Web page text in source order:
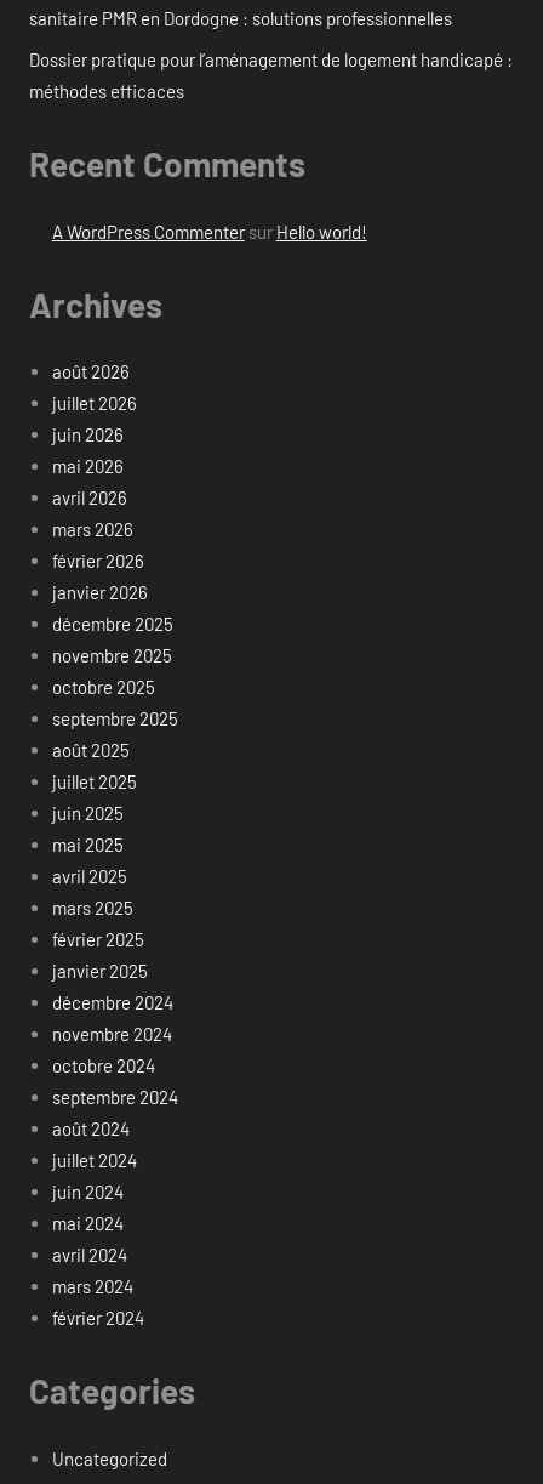
sanitaire PMR en Dordogne : solutions professionnelles
Dossier pratique pour l’aménagement de logement handicapé :
méthodes efficaces
Recent Comments
A WordPress Commentersur Hello world!
Archives
août 2026
juillet 2026
juin 2026
mai 2026
avril 2026
mars 2026
février 2026
janvier 2026
décembre 2025
novembre 2025
octobre 2025
septembre 2025
août 2025
juillet 2025
juin 2025
mai 2025
avril 2025
mars 2025
février 2025
janvier 2025
décembre 2024
novembre 2024
octobre 2024
septembre 2024
août 2024
juillet 2024
juin 2024
mai 2024
avril 2024
mars 2024
février 2024
Categories
Uncategorized